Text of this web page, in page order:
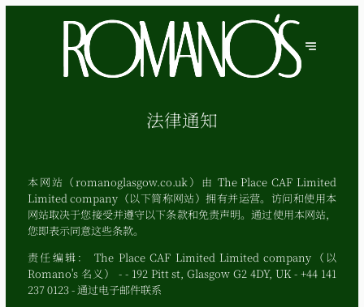
法律通知
本网站（romanoglasgow.co.uk）由 The Place CAF Limited
Limited company（以下简称网站）拥有并运营。访问和使用本
网站取决于您接受并遵守以下条款和免责声明。通过使用本网站，
您即表示同意这些条款。
责任编辑：
The Place CAF Limited Limited company（以
Romano's 名义） - - 192 Pitt st, Glasgow G2 4DY, UK - +44 141
237 0123 -通过电子邮件联系